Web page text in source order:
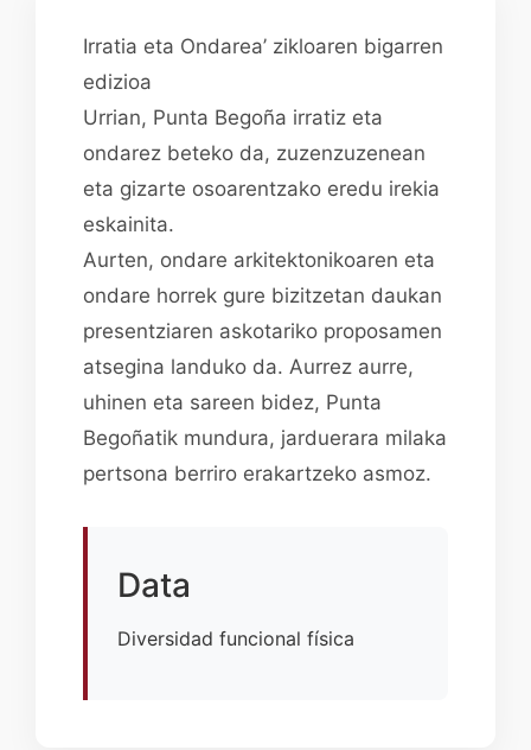
Irratia eta Ondarea’ zikloaren bigarren
edizioa
Urrian, Punta Begoña irratiz eta
ondarez beteko da, zuzenzuzenean
eta gizarte osoarentzako eredu irekia
eskainita.
Aurten, ondare arkitektonikoaren eta
ondare horrek gure bizitzetan daukan
presentziaren askotariko proposamen
atsegina landuko da. Aurrez aurre,
uhinen eta sareen bidez, Punta
Begoñatik mundura, jarduerara milaka
pertsona berriro erakartzeko asmoz.
Data
Diversidad funcional física